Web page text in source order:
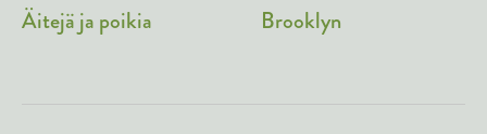
Äitejä ja poikia Brooklyn